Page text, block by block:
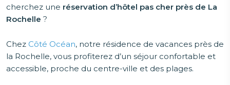
cherchez une réservation d’hôtel pas cher près de La
Rochelle ?
Chez Côté Océan, notre résidence de vacances près de
la Rochelle, vous profiterez d’un séjour confortable et
accessible, proche du centre-ville et des plages.